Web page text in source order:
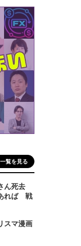
一覧を見る
ん死去
れば 戦
スマ漫画